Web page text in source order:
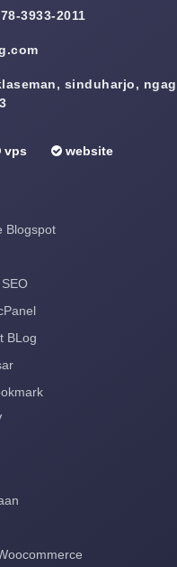
3933-2011
sinduharjo,
vps website
Blogspot
BLog